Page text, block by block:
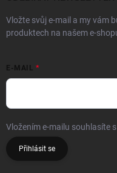
Vložte svůj e-mail a my vám
produktech na našem e-
E-MAIL
Vložením e-mailu souhlasíte s
Přihlásit se